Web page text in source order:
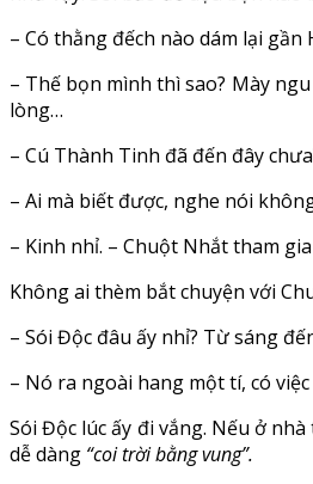
– Có thằng đếch nào dám lại
– Thế bọn mình thì sao? Mày
lòng…
– Cú Thành Tinh đã đến đây
– Ai mà biết được, nghe nói
– Kinh nhỉ. – Chuột Nhắt tham
Không ai thèm bắt chuyện với
– Sói Độc đâu ấy nhỉ? Từ sáng
– Nó ra ngoài hang một tí, có
Sói Độc lúc ấy đi vắng. Nếu ở
dễ dàng “coi trời bằng vung”.